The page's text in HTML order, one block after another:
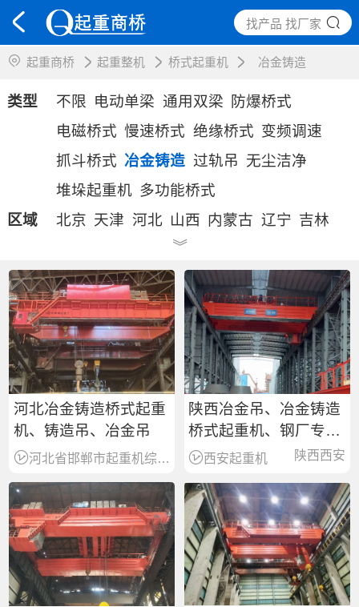
找产品 找厂家
起重商桥 起重整机 桥式起重机 冶金铸造
类型 不限 电动单梁 通用双梁
防爆桥式
电磁桥式 慢速桥式 绝缘桥式 变频调速
抓斗桥式 冶金铸造 过轨吊 无尘洁净
堆垛起重机 多功能桥式
区域
北京 天津 河北 山西 内蒙古 辽宁 吉林
江苏
山东 河南 湖北 湖南 广东 广西
海南
重庆 四川 贵州 云南 西藏 陕西 甘肃
青海 宁夏 新疆
》
河北冶金铸造桥式起重
机、铸造吊、冶金吊
河北省邯郸市起重机综合销售服务商
陕西冶金吊、冶金铸造
桥式起重机、钢厂专用
行车
陕西西安
西安起重机